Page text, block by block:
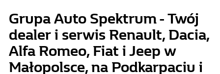
Grupa Auto Spektrum - Twój
dealer i serwis Renault, Dacia,
Alfa Romeo, Fiat i Jeep w
Małopolsce, na Podkarpaciu i